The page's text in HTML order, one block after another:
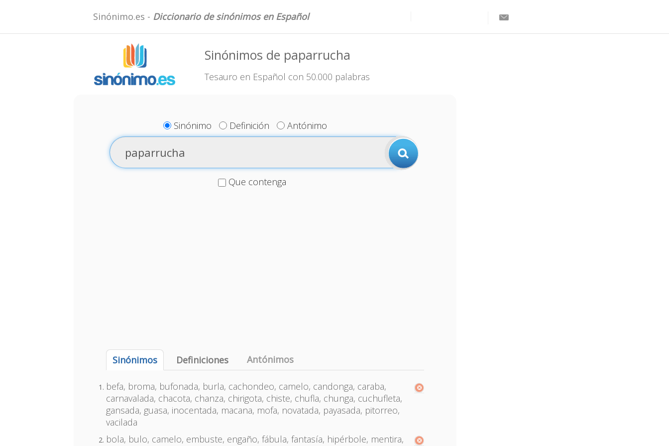
Sinónimo.es - Diccionario de sinónimos en Español
Sinónimos de paparrucha
Tesauro en Español con 50.000 palabras
Sinónimo Definición Antónimo
Que contenga
Sinónimos Definiciones Antónimos
befa, broma, bufonada, burla, cachondeo, camelo, candonga, caraba,
carnavalada, chacota, chanza, chirigota, chiste, chufla, chunga, cuchufleta,
gansada, guasa, inocentada, macana, mofa, novatada, payasada, pitorreo,
vacilada
bola, bulo, camelo, embuste, engaño, fábula, fantasía, hipérbole, mentira,